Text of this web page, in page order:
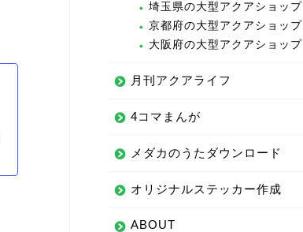
埼玉県の大型アクアショップ
京都府の大型アクアショップ
大阪府の大型アクアショップ
月刊アクアライフ
4コマまんが
メダカのうたダウンロード
オリジナルステッカー作成
ABOUT